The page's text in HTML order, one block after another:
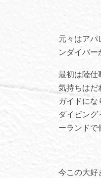
元々はアパ
ンダイバー
最初は陸仕
気持ちはだ
ガイドに
ダイビン
ーランドで
今この大好